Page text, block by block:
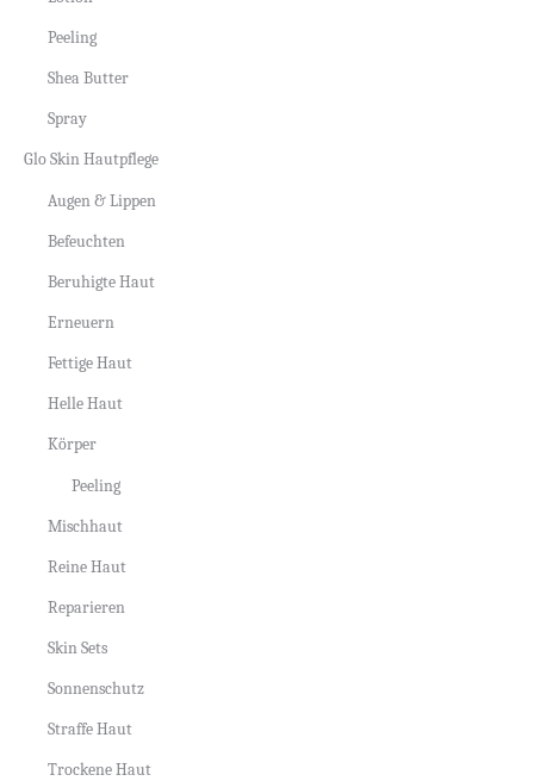
Peeling
Shea Butter
Spray
Glo Skin Hautpflege
Augen & Lippen
Befeuchten
Beruhigte Haut
Erneuern
Fettige Haut
Helle Haut
Körper
Peeling
Mischhaut
Reine Haut
Reparieren
Skin Sets
Sonnenschutz
Straffe Haut
Trockene Haut